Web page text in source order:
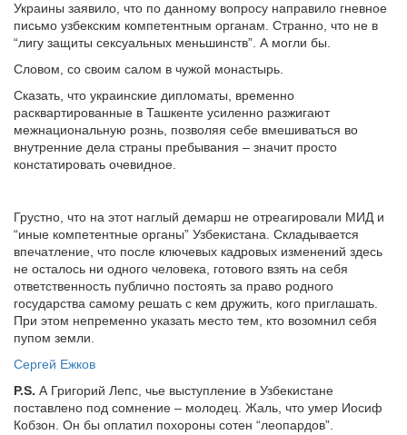
Украины заявило, что по данному вопросу направило гневное
письмо узбекским компетентным органам. Странно, что не в
“лигу защиты сексуальных меньшинств”. А могли бы.
Словом, со своим салом в чужой монастырь.
Сказать, что украинские дипломаты, временно
расквартированные в Ташкенте усиленно разжигают
межнациональную рознь, позволяя себе вмешиваться во
внутренние дела страны пребывания – значит просто
констатировать очевидное.
Грустно, что на этот наглый демарш не отреагировали МИД и
“иные компетентные органы” Узбекистана. Складывается
впечатление, что после ключевых кадровых изменений здесь
не осталось ни одного человека, готового взять на себя
ответственность публично постоять за право родного
государства самому решать с кем дружить, кого приглашать.
При этом непременно указать место тем, кто возомнил себя
пупом земли.
Сергей Ежков
P.S. А Григорий Лепс, чье выступление в Узбекистане
поставлено под сомнение – молодец. Жаль, что умер Иосиф
Кобзон. Он бы оплатил похороны сотен “леопардов”.